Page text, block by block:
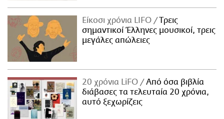
Είκοσι χρόνια LIFO
Tρεις
σημαντικοί Έλληνες μουσικοί, τρεις
μεγάλες απώλειες
20 χρόνια LiFO
Από όσα βιβλία
διάβασες τα τελευταία 20 χρόνια,
αυτό ξεχωρίζεις